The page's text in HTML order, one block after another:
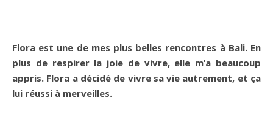
Flora est une de mes plus belles rencontres à Bali. En
plus de respirer la joie de vivre, elle m’a beaucoup
appris. Flora a décidé de vivre sa vie autrement, et ça
lui réussi à merveilles.